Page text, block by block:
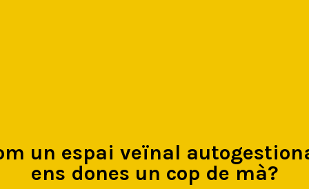
un espai veïnal
ens dones un cop de mà?